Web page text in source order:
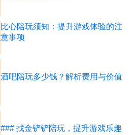
比心陪玩须知：提升游戏体验的注
意事项
酒吧陪玩多少钱？解析费用与价值
### 找金铲铲陪玩，提升游戏乐趣